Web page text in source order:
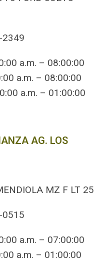
2349
a.m. – 08:00:00
a.m. – 08:00:00
a.m. – 01:00:00
AG. LOS
MZ F LT 25
0515
a.m. – 07:00:00
a.m. – 01:00:00